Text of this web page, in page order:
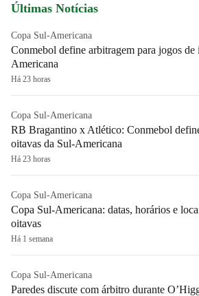
Últimas Notícias
Copa Sul-Americana
Conmebol define arbitragem para jogos de
Americana
Há 23 horas
Copa Sul-Americana
RB Bragantino x Atlético: Conmebol
oitavas da Sul-Americana
Há 23 horas
Copa Sul-Americana
Copa Sul-Americana: datas, horários e
oitavas
Há 1 semana
Copa Sul-Americana
Paredes discute com árbitro durante